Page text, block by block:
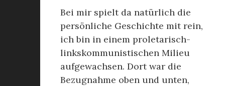
Bei mir spielt da natürlich die
persönliche Geschichte mit rein,
ich bin in einem proletarisch-
linkskommunistischen Milieu
aufgewachsen. Dort war die
Bezugnahme oben und unten,